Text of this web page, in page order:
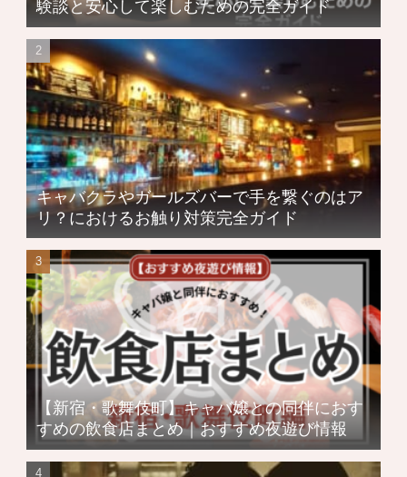
験談と安心して楽しむための完全ガイド
キャバクラやガールズバーで手を繋ぐのはア
リ？におけるお触り対策完全ガイド
【新宿・歌舞伎町】キャバ嬢との同伴におす
すめの飲食店まとめ｜おすすめ夜遊び情報